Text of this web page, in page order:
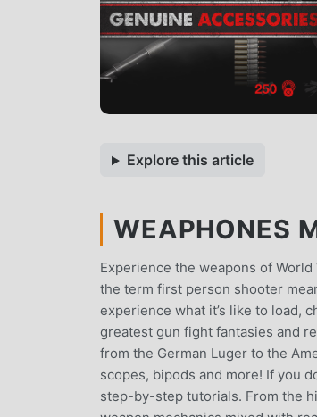
Explore this article
WEAPHONES
Experience the weapons of
the term first person shooter
experience what it’s like to load,
greatest gun fight fantasies and
from the German Luger to the
scopes, bipods and more! If you
step-by-step tutorials. From the